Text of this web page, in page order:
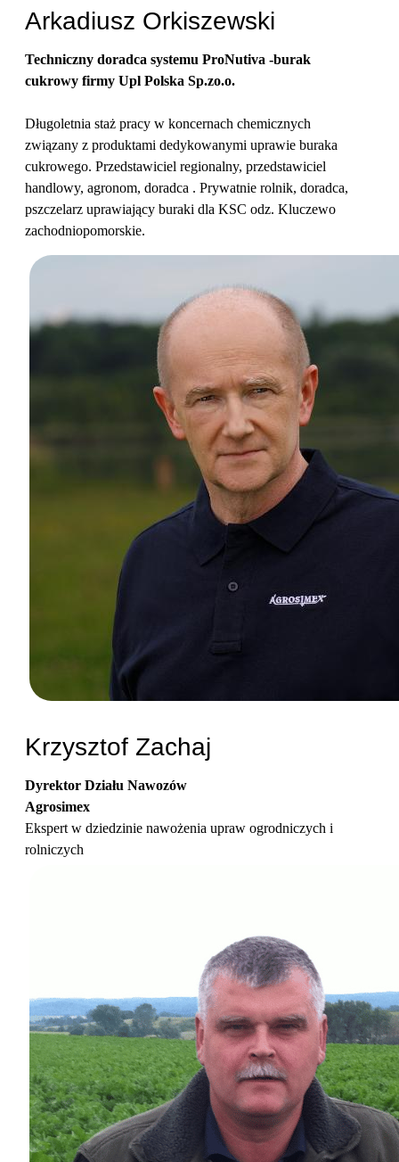
Arkadiusz Orkiszewski
Techniczny doradca systemu ProNutiva -burak
cukrowy firmy Upl Polska Sp.zo.o.
Długoletnia staż pracy w koncernach chemicznych
związany z produktami dedykowanymi uprawie buraka
cukrowego. Przedstawiciel regionalny, przedstawiciel
handlowy, agronom, doradca . Prywatnie rolnik, doradca,
pszczelarz uprawiający buraki dla KSC odz. Kluczewo
zachodniopomorskie.
Krzysztof Zachaj
Dyrektor Działu Nawozów
Agrosimex
Ekspert w dziedzinie nawożenia upraw ogrodniczych i
rolniczych